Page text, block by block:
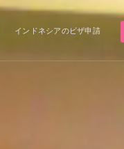
インドネシアのビザ申請